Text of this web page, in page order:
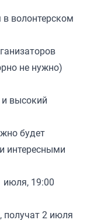
в волонтерском
не нужно)
высокий
будет
интересными
июля, 19:00
получат 2 июля